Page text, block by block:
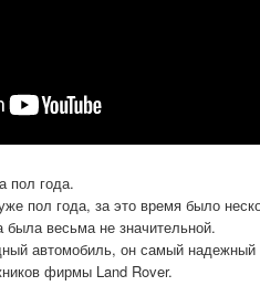
пол года.
пол года, за это время было
весьма не значительной.
автомобиль, он самый надежный
фирмы Land Rover.